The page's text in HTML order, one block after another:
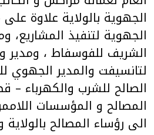
الجهوية بالولاية علاوة على
الجهوية لتنفيذ المشاريع،
الشريف للفوسفاط ، ومدير
لتانسيفت والمدير الجهوي
الصالح للشرب والكهرباء –
المصالح و المؤسسات
الى رؤساء المصالح